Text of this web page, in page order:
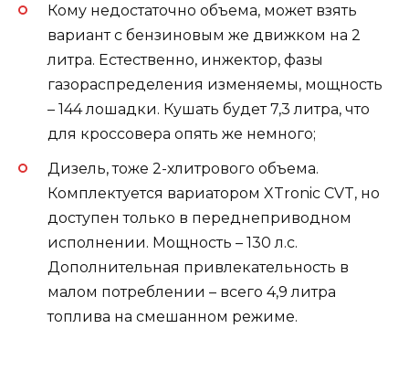
Кому недостаточно объема, может взять
вариант с бензиновым же движком на 2
литра. Естественно, инжектор, фазы
газораспределения изменяемы, мощность
– 144 лошадки. Кушать будет 7,3 литра, что
для кроссовера опять же немного;
Дизель, тоже 2-хлитрового объема.
Комплектуется вариатором XTronic CVT, но
доступен только в переднеприводном
исполнении. Мощность – 130 л.с.
Дополнительная привлекательность в
малом потреблении – всего 4,9 литра
топлива на смешанном режиме.